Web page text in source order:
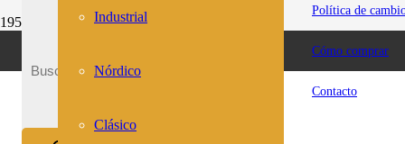
Política de
Cómo comprar
Contacto
Industrial
Nórdico
Clásico
Medidas del producto